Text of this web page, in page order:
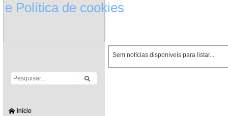
e Política de cookies
Início
Sem notícias disponiveis para listar...